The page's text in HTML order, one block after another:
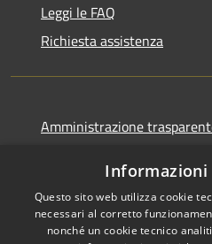
Leggi le FAQ
Richiesta assistenza
Amministrazione
Dichiarazione di accessibilità
Informazioni
Questo sito web utilizza cookie
necessari al corretto
nonché un cookie tecnico